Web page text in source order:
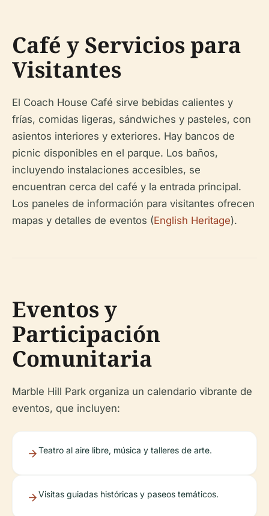
Café y Servicios para
Visitantes
El Coach House Café sirve bebidas calientes y
frías, comidas ligeras, sándwiches y pasteles, con
asientos interiores y exteriores. Hay bancos de
picnic disponibles en el parque. Los baños,
incluyendo instalaciones accesibles, se
encuentran cerca del café y la entrada principal.
Los paneles de información para visitantes ofrecen
mapas y detalles de eventos (English Heritage).
Eventos y
Participación
Comunitaria
Marble Hill Park organiza un calendario vibrante de
eventos, que incluyen:
Teatro al aire libre, música y talleres de arte.
Visitas guiadas históricas y paseos temáticos.